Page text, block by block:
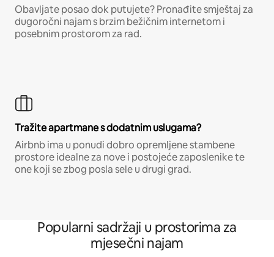
Obavljate posao dok putujete? Pronađite smještaj za
dugoročni najam s brzim bežičnim internetom i
posebnim prostorom za rad.
Tražite apartmane s dodatnim uslugama?
Airbnb ima u ponudi dobro opremljene stambene
prostore idealne za nove i postojeće zaposlenike te
one koji se zbog posla sele u drugi grad.
Popularni sadržaji u prostorima za
mjesečni najam